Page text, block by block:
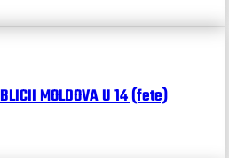
MOLDOVA U 14 (fete)